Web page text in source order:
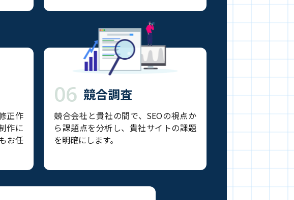
正作
作に
お任
06 競合調査
競合会社と貴社の間で、SEOの視点か
ら課題点を分析し、貴社サイトの課題
を明確にします。